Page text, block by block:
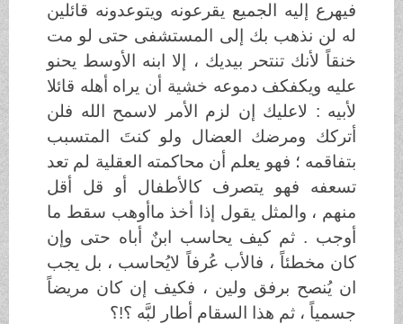
فيهرع إليه الجميع يقرعونه ويتوعدونه قائلين
له لن نذهب بك إلى المستشفى حتى لو مت
خنقاً لأنك تنتحر بيديك ، إلا ابنه الأوسط يحنو
عليه ويكفكف دموعه خشية أن يراه أهله قائلا
لأبيه : لاعليك إن لزم الأمر لاسمح الله فلن
أتركك ومرضك العضال ولو كنتَ المتسبب
بتفاقمه ؛ فهو يعلم أن محاكمته العقلية لم تعد
تسعفه فهو يتصرف كالأطفال أو قل أقل
منهم ، والمثل يقول إذا أخذ ماأوهب سقط ما
أوجب . ثم كيف يحاسب ابنٌ أباه حتى وإن
كان مخطئاً ، فالأب عُرفاً لايُحاسب ، بل يجب
ان يُنصح برفق ولين ، فكيف إن كان مريضاً
جسمياً ، ثم هذا السقام أطار لبَّه ؟!؟